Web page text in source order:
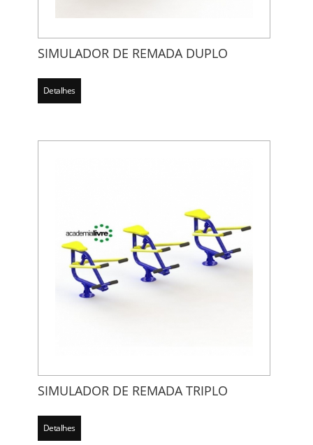
SIMULADOR DE REMADA DUPLO
Detalhes
SIMULADOR DE REMADA TRIPLO
Detalhes